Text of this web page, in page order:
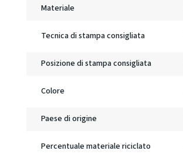
Materiale
Tecnica di stampa consigliata
Posizione di stampa consigliata
Colore
Paese di origine
Percentuale materiale riciclato